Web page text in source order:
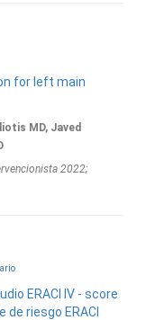
for left main
MD, Javed
2022;
ERACI IV - score
riesgo ERACI